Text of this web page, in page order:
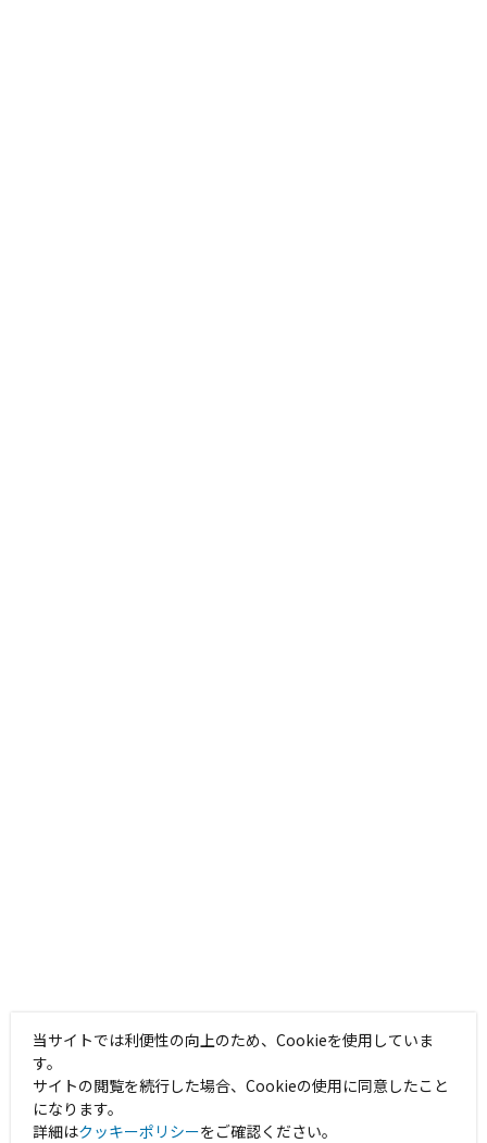
当サイトでは利便性の向上のため、Cookieを使用していま
す。
サイトの閲覧を続行した場合、Cookieの使用に同意したこと
になります。
詳細はクッキーポリシーをご確認ください。